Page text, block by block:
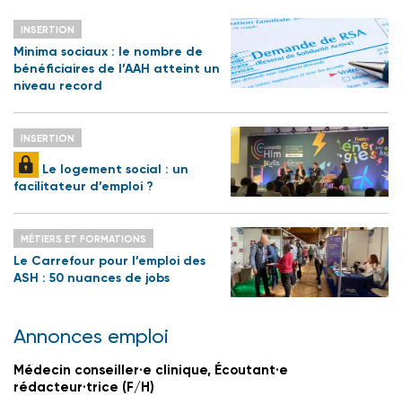
INSERTION
Minima sociaux : le nombre de
bénéficiaires de l’AAH atteint un
niveau record
INSERTION
Le logement social : un
facilitateur d’emploi ?
MÉTIERS ET FORMATIONS
Le Carrefour pour l’emploi des
ASH : 50 nuances de jobs
Annonces emploi
Médecin conseiller·e clinique, Écoutant·e
rédacteur·trice (F/H)